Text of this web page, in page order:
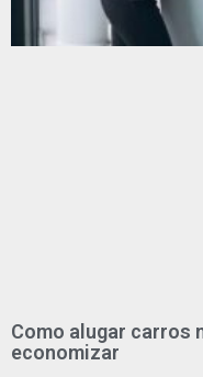
Como alugar carros
economizar